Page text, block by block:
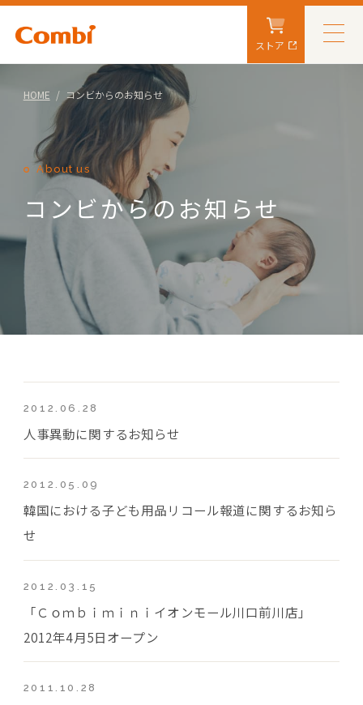
ストア
HOME コンビからのお知らせ
About us
コンビからのお知らせ
2012.06.28
人事異動に関するお知らせ
2012.05.09
韓国における子ども用品リコール報道に関するお知ら
せ
2012.03.15
「Ｃｏｍｂｉｍｉｎｉイオンモール川口前川店」
2012年4月5日オープン
2011.10.28